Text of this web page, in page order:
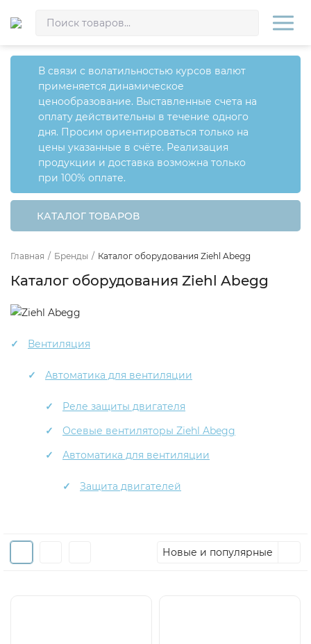
В связи с волатильностью курсов валют
применяется динамическое
ценообразование. Выставленные счета на
оплату действительны в течение одного
дня. Просим ориентироваться только на
цены указанные в счёте. Реализация
продукции и доставка возможна только
при 100% оплате.
КАТАЛОГ ТОВАРОВ
Главная / Бренды / Каталог оборудования Ziehl Abegg
Каталог оборудования Ziehl Abegg
Вентиляция
Автоматика для вентиляции
Реле защиты двигателя
Осевые вентиляторы Ziehl Abegg
Автоматика для вентиляции
Защита двигателей
Новые и популярные